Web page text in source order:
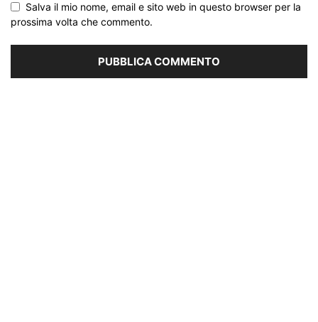
Salva il mio nome, email e sito web in questo browser per la
prossima volta che commento.